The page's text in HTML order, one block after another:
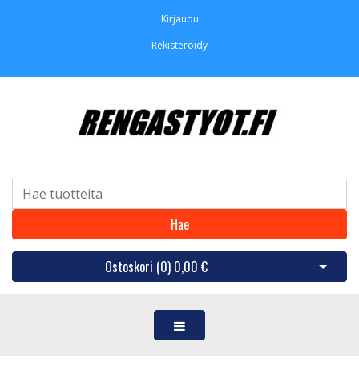
Kirjaudu
Rekisteröidy
Hae
Ostoskori (0) 0,00 € Avaa